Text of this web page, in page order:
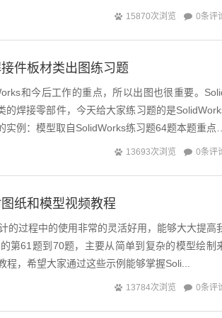
15870次浏览 0条评
件板材类出图练习题
和今后工作的重点，所以出图也很重要。
焊接零部件，今天给大家练习题的是
实例：模型取自SolidWorks练习题64题本题重点
13693次浏览 0条评
纸和模型视频教程
过程中的使用非常的灵活好用，能够大大提高
第61题到70题，主要从简单到复杂的模型绘制
，希望大家通过这些示例能够掌握Soli...
13784次浏览 0条评